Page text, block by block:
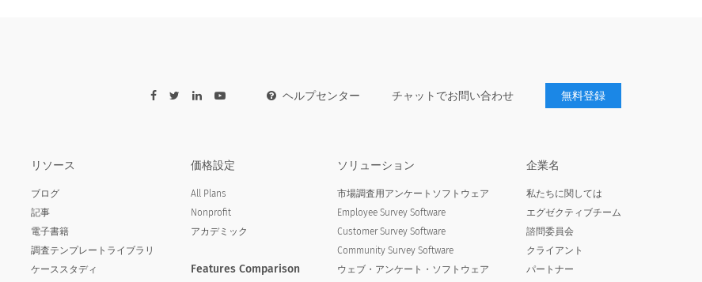
Japanese (日本語) translation
missing for : Excellent
Japanese (日本語) translation
missing for : Good
Japanese (日本語) translation
missing for : Fair
Japanese (日本語) translation
missing for : Poor
Japanese (日本語) translation
missing for : Not sure
ヘルプセンター チャットでお問い合わせ 無料登録
リソース
ブログ
記事
電子書籍
調査テンプレートライブラリ
ケーススタディ
価格設定
All Plans
Nonprofit
アカデミック
Features Comparison
ソリューション
市場調査用アンケートソフトウェア
Employee Survey Software
Customer Survey Software
Community Survey Software
ウェブ・アンケート・ソフトウェア
企業名
私たちに関しては
エグゼクティブチーム
諮問委員会
クライアント
パートナー